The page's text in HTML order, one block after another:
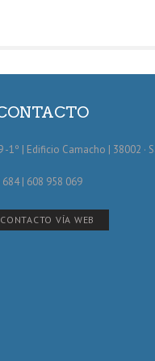
-1º | Edificio Camacho | 38002 ·
| 608 958 069
CONTACTO VÍA WEB